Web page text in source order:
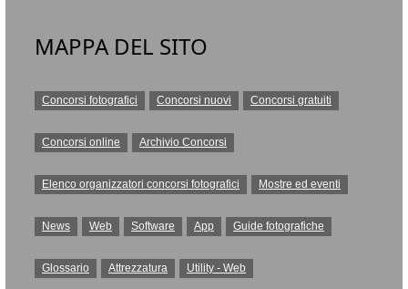
MAPPA DEL SITO
Concorsi fotografici Concorsi nuovi Concorsi gratuiti
Concorsi online Archivio Concorsi
Elenco organizzatori concorsi fotografici Mostre ed eventi
News Web Software App Guide fotografiche
Glossario Attrezzatura Utility - Web